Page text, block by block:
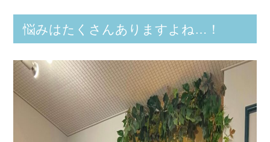
悩みはたくさんありますよね…！